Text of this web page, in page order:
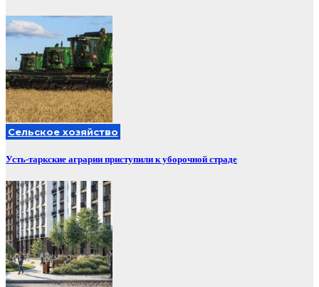
Сельское хозяйство
Усть-таркские аграрии приступили к уборочной страде